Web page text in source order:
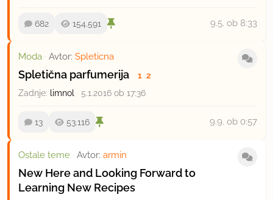
682 154.591 9.5. ob 8:33
Moda · Avtor: Spleticna
Spletična parfumerija 1 2
Zadnje: limnol · 5.1.2016 ob 17:36
13 53.116 9.9. ob 0:57
Ostale teme · Avtor: armin
New Here and Looking Forward to
Learning New Recipes